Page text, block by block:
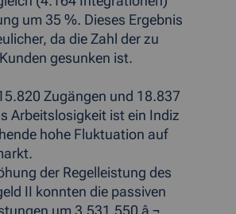
um 35 %. Dieses Ergebnis
da die Zahl der zu
gesunken ist.
Zugängen und 18.837
Arbeitslosigkeit ist ein Indiz
hohe Fluktuation auf
der Regelleistung des
II konnten die passiven